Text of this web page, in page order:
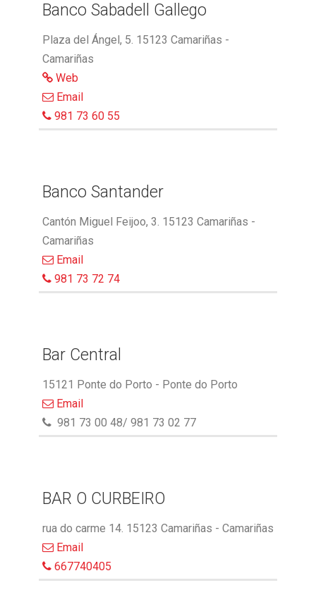
Banco Sabadell Gallego
Plaza del Ángel, 5. 15123 Camariñas -
Camariñas
Web
Email
981 73 60 55
Banco Santander
Cantón Miguel Feijoo, 3. 15123 Camariñas -
Camariñas
Email
981 73 72 74
Bar Central
15121 Ponte do Porto - Ponte do Porto
Email
981 73 00 48/ 981 73 02 77
BAR O CURBEIRO
rua do carme 14. 15123 Camariñas - Camariñas
Email
667740405